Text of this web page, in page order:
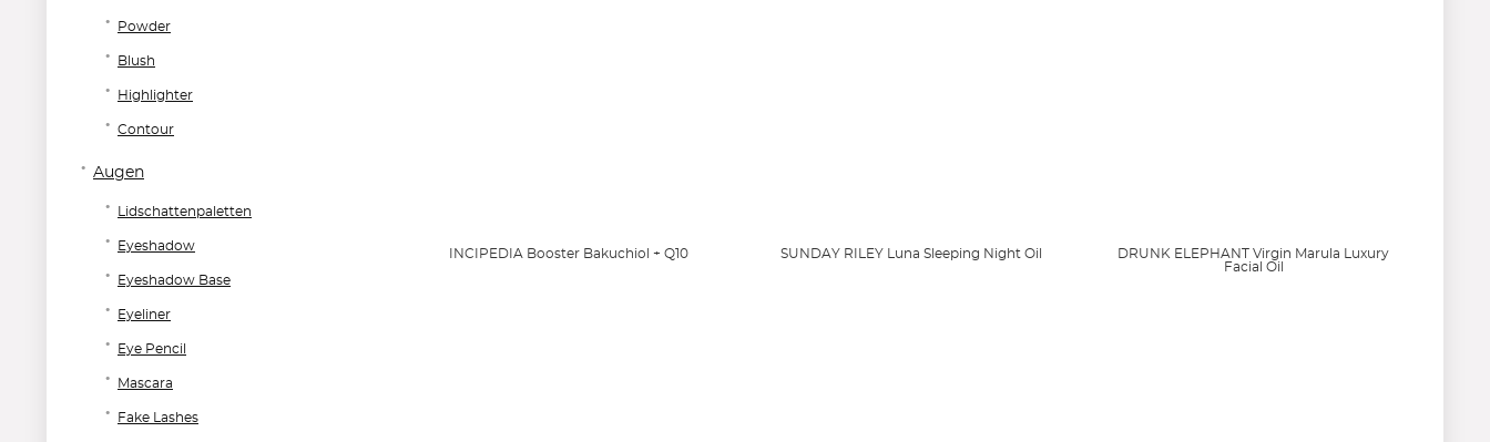
Powder
Blush
Highlighter
Contour
Augen
Lidschattenpaletten
Eyeshadow
Eyeshadow Base
Eyeliner
Eye Pencil
Mascara
Fake Lashes
INCIPEDIA Booster Bakuchiol + Q10 SUNDAY RILEY Luna Sleeping Night Oil
DRUNK ELEPHANT Virgin Marula Luxury
Facial Oil